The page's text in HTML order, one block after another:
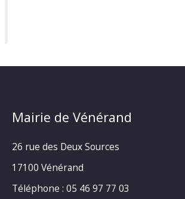
Mairie de Vénérand
26 rue des Deux Sources
17100 Vénérand
Téléphone : 05 46 97 77 03